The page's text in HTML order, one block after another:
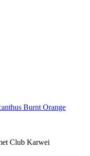
Burnt Orange
Club Karwei